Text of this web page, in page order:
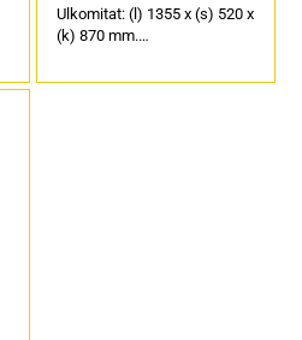
Ulkomitat: (l) 1355 x (s) 520 x
(k) 870 mm.
278 litraa.